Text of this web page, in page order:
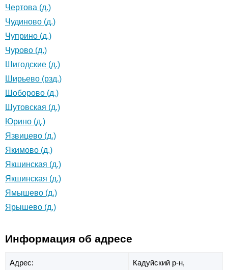
Чертова (д.)
Чудиново (д.)
Чуприно (д.)
Чурово (д.)
Шигодские (д.)
Ширьево (рзд.)
Шоборово (д.)
Шутовская (д.)
Юрино (д.)
Язвицево (д.)
Якимово (д.)
Якшинская (д.)
Якшинская (д.)
Ямышево (д.)
Ярышево (д.)
Информация об адресе
Адрес:
Кадуйский р-н,